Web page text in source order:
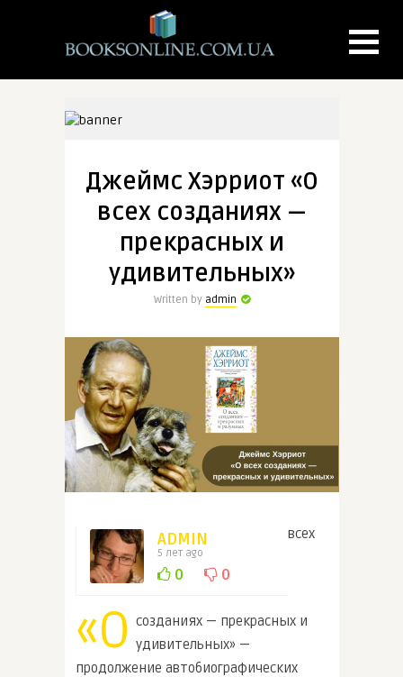
Джеймс Хэрриот «О
всех созданиях —
прекрасных и
удивительных»
Written by admin
ADMIN
5 лет ago
0 0
«О
всех
созданиях — прекрасных и
удивительных» —
продолжение автобиографических